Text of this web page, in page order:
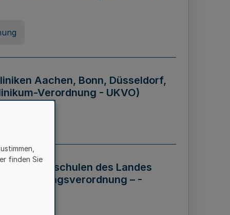
Aachen, Bonn, Düsseldorf,
Verordnung - UKVO)
der Hochschulen des Landes
– -
finden Sie